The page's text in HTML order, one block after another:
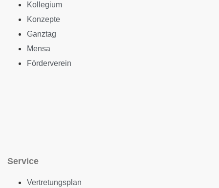
Kollegium
Konzepte
Ganztag
Mensa
Förderverein
Service
Vertretungsplan